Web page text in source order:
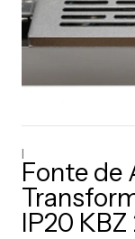
|
Fonte de
IP20